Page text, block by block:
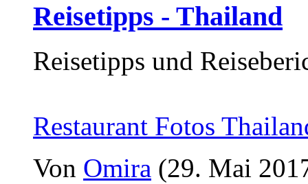
Reisetipps - Thailand
Reisetipps und
Restaurant Fotos
Von Omira (29. Mai